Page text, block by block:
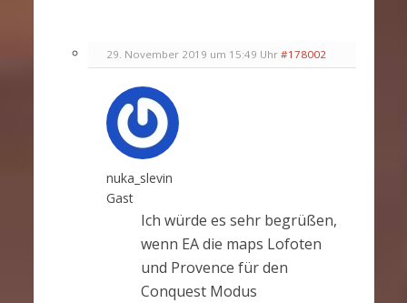
29. November 2019 um 15:49 Uhr #178002
nuka_slevin
Gast
Ich würde es sehr begrüßen,
wenn EA die maps Lofoten
und Provence für den
Conquest Modus